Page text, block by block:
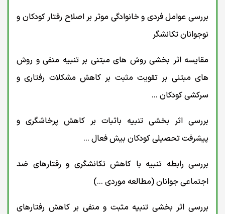
بررسی عوامل فردی و خانوادگی موثر بر اصلاح رفتار کودکان و
نوجوانان تکانشگر
مقایسه اثر بخشی روش های مبتنی بر تنبیه منفی و روش
های مبتنی بر تقویت مثبت بر کاهش مشکلات رفتاری و
سرکشی کودکان ...
بررسی اثر بخشی تنبیه باثبات بر کاهش پرخاشگری و
پیشرفت تحصیلی کودکان بیش فعال ...
بررسی رابطه تنبیه با کاهش تکانشگری و رفتارهای ضد
اجتماعی جوانان (مطالعه موردی ...)
بررسی اثر بخشی تنبیه مثبت و منفی بر کاهش رفتارهای